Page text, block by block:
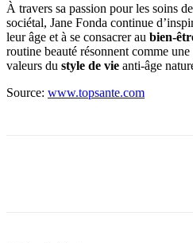
À travers sa passion pour les soins
sociétal, Jane Fonda continue
leur âge et à se consacrer au bien-
routine beauté résonnent comme
valeurs du style de vie anti-âge
Source: www.topsante.com